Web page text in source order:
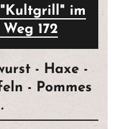
im
172
- Haxe -
- Pommes